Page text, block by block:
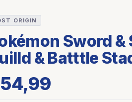
ORIGIN
Sword
& Batttle
54,99